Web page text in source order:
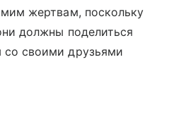
жертвам, поскольку
должны поделиться
своими друзьями